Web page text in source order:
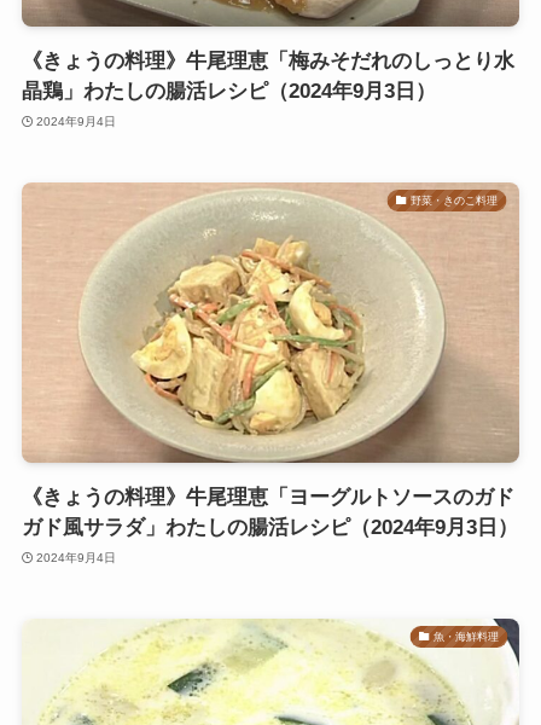
《きょうの料理》牛尾理恵「梅みそだれのしっとり水
晶鶏」わたしの腸活レシピ（2024年9月3日）
2024年9月4日
野菜・きのこ料理
《きょうの料理》牛尾理恵「ヨーグルトソースのガド
ガド風サラダ」わたしの腸活レシピ（2024年9月3日）
2024年9月4日
魚・海鮮料理